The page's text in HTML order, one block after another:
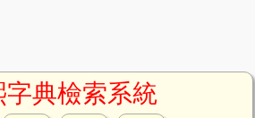
字典檢索系統